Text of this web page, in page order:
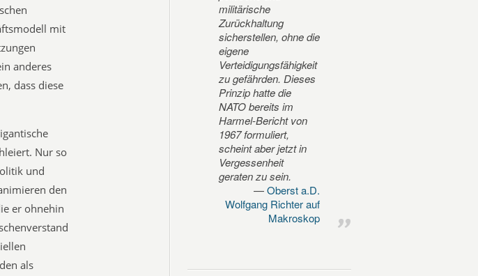
mit
anderes
dass diese
Nur so
und
den
er ohnehin
als
militärische
Zurückhaltung
sicherstellen, ohne die
eigene
Verteidigungsfähigkeit
zu gefährden. Dieses
Prinzip hatte die
NATO bereits im
Harmel-Bericht von
1967 formuliert,
scheint aber jetzt in
Vergessenheit
geraten zu sein.
Oberst a.D.
Wolfgang Richter auf
Makroskop